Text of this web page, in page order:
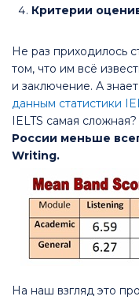
Критерии
Не раз приходилось
том, что им всё
и заключение. А
данным статистики
IELTS самая
России меньше
Writing.
На наш взгляд это